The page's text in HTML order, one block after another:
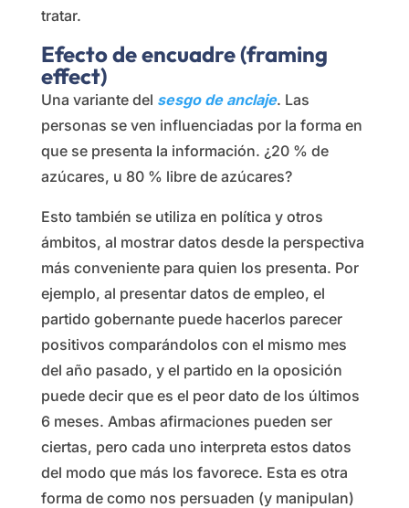
tratar.
Efecto de encuadre(framing
effect)
Una variante del sesgo de anclaje. Las
personas se ven influenciadas por la forma en
que se presenta la información. ¿20 % de
azúcares, u 80 % libre de azúcares?
Esto también se utiliza en política y otros
ámbitos, al mostrar datos desde la perspectiva
más conveniente para quien los presenta. Por
ejemplo, al presentar datos de empleo, el
partido gobernante puede hacerlos parecer
positivos comparándolos con el mismo mes
del año pasado, y el partido en la oposición
puede decir que es el peor dato de los últimos
6 meses. Ambas afirmaciones pueden ser
ciertas, pero cada uno interpreta estos datos
del modo que más los favorece. Esta es otra
forma de como nos persuaden (y manipulan)